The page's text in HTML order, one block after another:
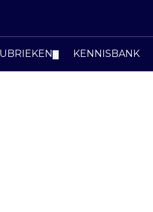
KENNISBANK